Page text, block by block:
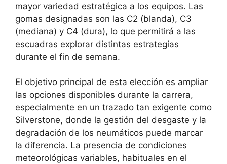
mayor variedad estratégica a los equipos. Las
gomas designadas son las C2 (blanda), C3
(mediana) y C4 (dura), lo que permitirá a las
escuadras explorar distintas estrategias
durante el fin de semana.
El objetivo principal de esta elección es ampliar
las opciones disponibles durante la carrera,
especialmente en un trazado tan exigente como
Silverstone, donde la gestión del desgaste y la
degradación de los neumáticos puede marcar
la diferencia. La presencia de condiciones
meteorológicas variables, habituales en el